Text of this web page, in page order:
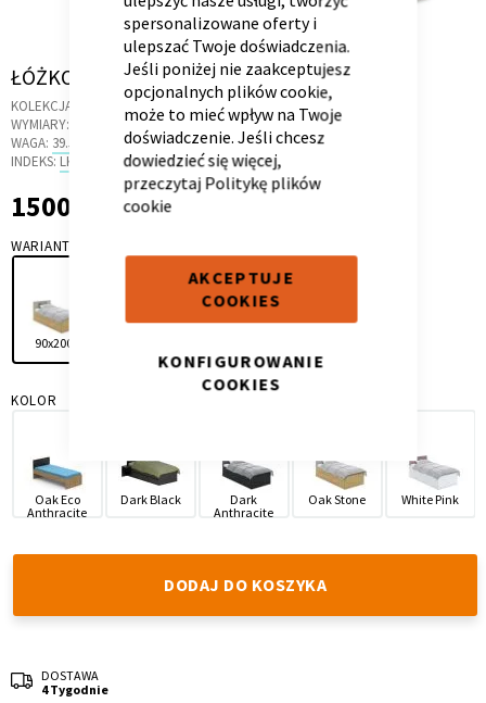
spersonalizowane oferty i
ulepszać Twoje doświadczenia.
Jeśli poniżej nie zaakceptujesz
opcjonalnych plików cookie,
może to mieć wpływ na Twoje
doświadczenie. Jeśli chcesz
dowiedzieć się więcej,
przeczytaj Politykę plików
cookie
AKCEPTUJE
COOKIES
KONFIGUROWANIE
COOKIES
Skip
the
beginning
of
images
ŁÓŻKO 90X200 S OAK LATTE
KOLEKCJA:
WYMIARY:
203.7 X 96.2 X 85 CM
WAGA: 39.5 KG
INDEKS: LK.2T
1 500,00 zł
1500,00 zł
WARIANT
90x200
KOLOR
Oak Eco
Anthracite
Dark Black
Dark
Anthracite
Oak Stone White Pink
DODAJ DO KOSZYKA
DOSTAWA
4 Tygodnie
Kontenerek Półka i szafka wisząca